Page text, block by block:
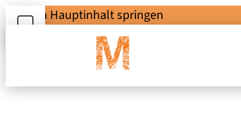
Zum Hauptinhalt springen